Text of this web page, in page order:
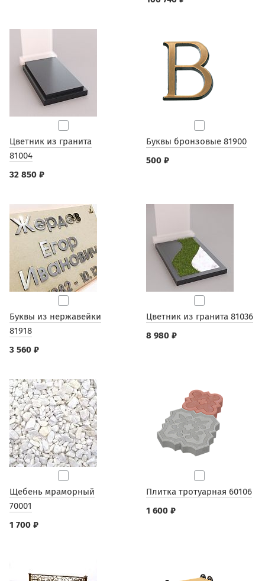
Цветник из гранита
81004
32 850 ₽
Буквы бронзовые 81900
500 ₽
Буквы из нержавейки
81918
3 560 ₽
Цветник из гранита 81036
8 980 ₽
Щебень мраморный
70001
1 700 ₽
Плитка тротуарная 60106
1 600 ₽